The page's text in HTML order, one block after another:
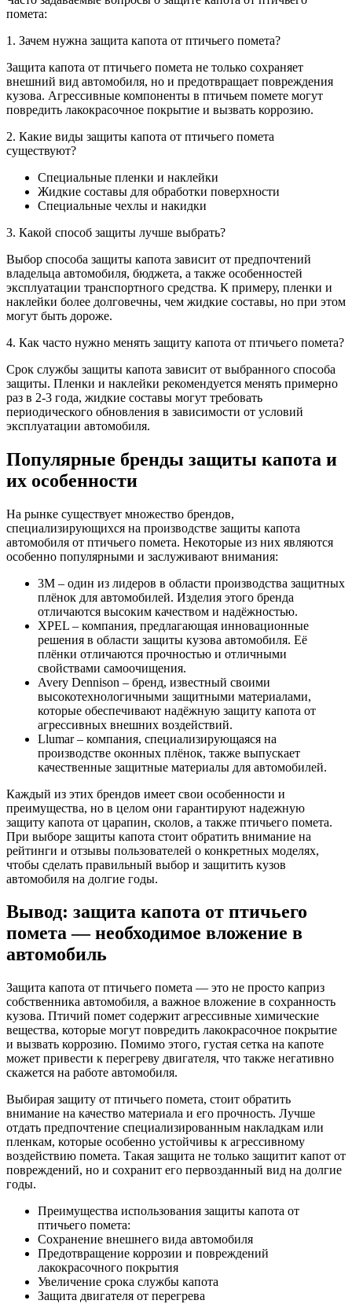
помета:
1. Зачем нужна защита капота от птичьего помета?
Защита капота от птичьего помета не только сохраняет
внешний вид автомобиля, но и предотвращает повреждения
кузова. Агрессивные компоненты в птичьем помете могут
повредить лакокрасочное покрытие и вызвать коррозию.
2. Какие виды защиты капота от птичьего помета
существуют?
Специальные пленки и наклейки
Жидкие составы для обработки поверхности
Специальные чехлы и накидки
3. Какой способ защиты лучше выбрать?
Выбор способа защиты капота зависит от предпочтений
владельца автомобиля, бюджета, а также особенностей
эксплуатации транспортного средства. К примеру, пленки и
наклейки более долговечны, чем жидкие составы, но при этом
могут быть дороже.
4. Как часто нужно менять защиту капота от птичьего помета?
Срок службы защиты капота зависит от выбранного способа
защиты. Пленки и наклейки рекомендуется менять примерно
раз в 2-3 года, жидкие составы могут требовать
периодического обновления в зависимости от условий
эксплуатации автомобиля.
Популярные бренды защиты капота и
их особенности
На рынке существует множество брендов,
специализирующихся на производстве защиты капота
автомобиля от птичьего помета. Некоторые из них являются
особенно популярными и заслуживают внимания:
3M – один из лидеров в области производства защитных
плёнок для автомобилей. Изделия этого бренда
отличаются высоким качеством и надёжностью.
XPEL – компания, предлагающая инновационные
решения в области защиты кузова автомобиля. Её
плёнки отличаются прочностью и отличными
свойствами самоочищения.
Avery Dennison – бренд, известный своими
высокотехнологичными защитными материалами,
которые обеспечивают надёжную защиту капота от
агрессивных внешних воздействий.
Llumar – компания, специализирующаяся на
производстве оконных плёнок, также выпускает
качественные защитные материалы для автомобилей.
Каждый из этих брендов имеет свои особенности и
преимущества, но в целом они гарантируют надежную
защиту капота от царапин, сколов, а также птичьего помета.
При выборе защиты капота стоит обратить внимание на
рейтинги и отзывы пользователей о конкретных моделях,
чтобы сделать правильный выбор и защитить кузов
автомобиля на долгие годы.
Вывод: защита капота от птичьего
помета — необходимое вложение в
автомобиль
Защита капота от птичьего помета — это не просто каприз
собственника автомобиля, а важное вложение в сохранность
кузова. Птичий помет содержит агрессивные химические
вещества, которые могут повредить лакокрасочное покрытие
и вызвать коррозию. Помимо этого, густая сетка на капоте
может привести к перегреву двигателя, что также негативно
скажется на работе автомобиля.
Выбирая защиту от птичьего помета, стоит обратить
внимание на качество материала и его прочность. Лучше
отдать предпочтение специализированным накладкам или
пленкам, которые особенно устойчивы к агрессивному
воздействию помета. Такая защита не только защитит капот от
повреждений, но и сохранит его первозданный вид на долгие
годы.
Преимущества использования защиты капота от
птичьего помета:
Сохранение внешнего вида автомобиля
Предотвращение коррозии и повреждений
лакокрасочного покрытия
Увеличение срока службы капота
Защита двигателя от перегрева